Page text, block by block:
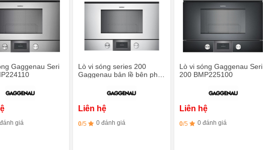
Gaggenau Seri
giá
Lò vi sóng series 200
Gaggenau bản lề bên phải
Liên hệ
0/5 0 đánh giá
Lò vi sóng Gaggenau Seri
200 BMP225100
Liên hệ
0/5 0 đánh giá